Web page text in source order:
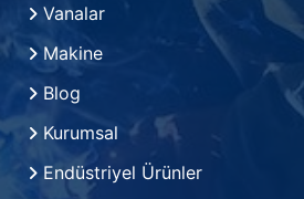
Vanalar
Makine
Blog
Kurumsal
Endüstriyel Ürünler